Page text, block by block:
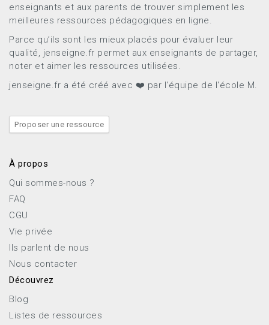
enseignants et aux parents de trouver simplement les
meilleures ressources pédagogiques en ligne.
Parce qu’ils sont les mieux placés pour évaluer leur
qualité, jenseigne.fr permet aux enseignants de partager,
noter et aimer les ressources utilisées.
jenseigne.fr a été créé avec ❤️ par l'équipe de l'école M.
Proposer une ressource
À propos
Qui sommes-nous ?
FAQ
CGU
Vie privée
Ils parlent de nous
Nous contacter
Découvrez
Blog
Listes de ressources